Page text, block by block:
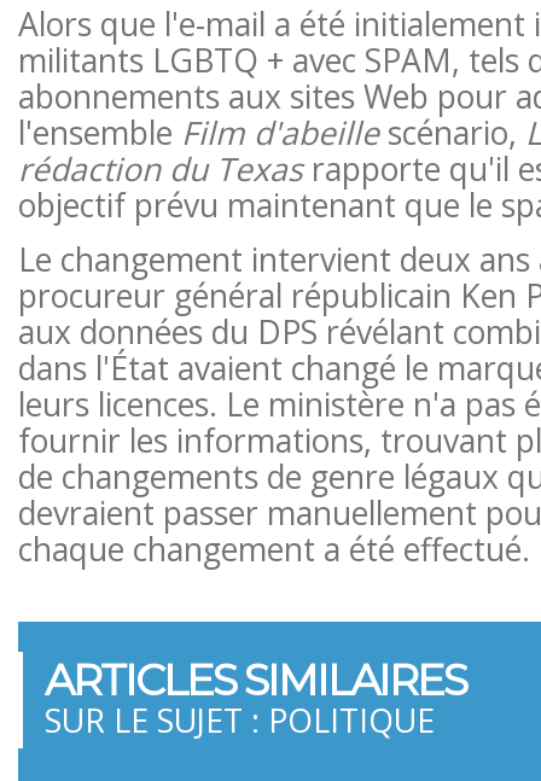
Alors que l'e-mail a été initialement
militants LGBTQ + avec SPAM, tels
abonnements aux sites Web pour
l'ensemble Film d'abeillescénario,
rédaction du Texasrapporte qu'il
objectif prévu maintenant que le
Le changement intervient deux ans
procureur général républicain Ken
aux données du DPS révélant
dans l'État avaient changé le
leurs licences. Le ministère n'a pas
fournir les informations, trouvant
de changements de genre légaux
devraient passer manuellement
chaque changement a été effectué.
ARTICLES SIMILAIRES
SUR LE SUJET : POLITIQUE